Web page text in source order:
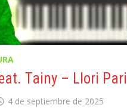
Tainy – Llori Pari
4 de septiembre de 2025